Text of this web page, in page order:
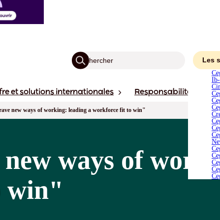
Les
et solutions internationales Responsabilité
new ways of working: leading a workforce fit to win"
ways of
win"